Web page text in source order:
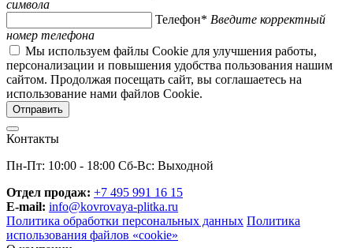
символа
Телефон* Введите корректный
номер телефона
Мы используем файлы Cookie для улучшения работы,
персонализации и повышения удобства пользования нашим
сайтом. Продолжая посещать сайт, вы соглашаетесь на
использование нами файлов Cookie.
Контакты
Пн-Пт: 10:00 - 18:00 Сб-Вс: Выходной
Отдел продаж: +7 495 991 16 15
E-mail: info@kovrovaya-plitka.ru
Политика обработки персональных данных Политика
использования файлов «cookie»